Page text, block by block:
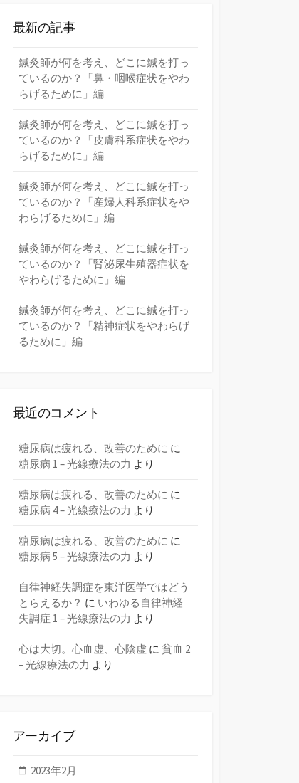
最新の記事
鍼灸師が何を考え、どこに鍼を打っ
ているのか？「鼻・咽喉症状をやわ
らげるために」編
鍼灸師が何を考え、どこに鍼を打っ
ているのか？「皮膚科系症状をやわ
らげるために」編
鍼灸師が何を考え、どこに鍼を打っ
ているのか？「産婦人科系症状をや
わらげるために」編
鍼灸師が何を考え、どこに鍼を打っ
ているのか？「腎泌尿生殖器症状を
やわらげるために」編
鍼灸師が何を考え、どこに鍼を打っ
ているのか？「精神症状をやわらげ
るために」編
最近のコメント
糖尿病は疲れる、改善のために に
糖尿病 1 – 光線療法の力 より
糖尿病は疲れる、改善のために に
糖尿病 4 – 光線療法の力 より
糖尿病は疲れる、改善のために に
糖尿病 5 – 光線療法の力 より
自律神経失調症を東洋医学ではどう
とらえるか？ に いわゆる自律神経
失調症 1 – 光線療法の力 より
心は大切。心血虚、心陰虚 に 貧血 2
– 光線療法の力 より
アーカイブ
2023年2月